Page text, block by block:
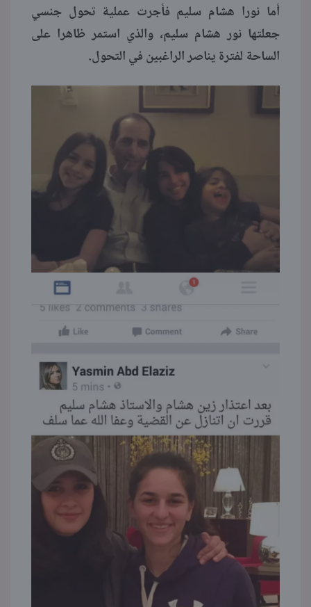
أما نورا هشام سليم فأجرت عملية تحول جنسي
جعلتها نور هشام سليم، والذي استمر ظاهرا على
الساحة لفترة يناصر الراغبين في التحول.